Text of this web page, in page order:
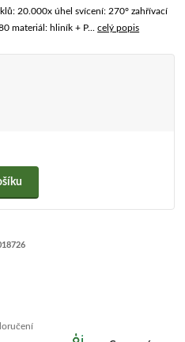
20.000x úhel svícení: 270° zahřívací
materiál: hliník + P...celý popis